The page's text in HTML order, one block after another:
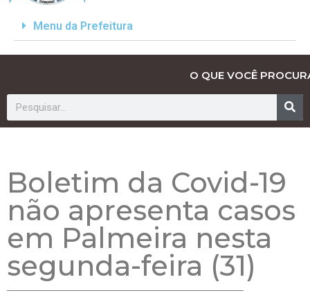
Menu da Prefeitura
O QUE VOCÊ
Boletim da Covid-19
não apresenta casos
em Palmeira nesta
segunda-feira (31)